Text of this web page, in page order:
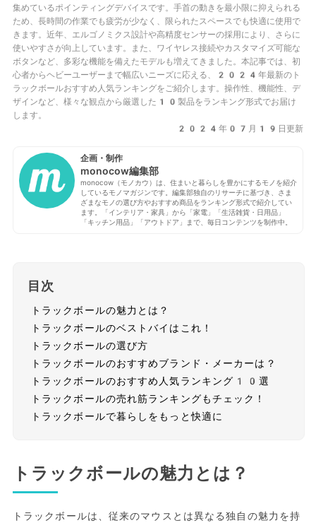
集めているポインティングデバイスです。手首の動きを最小限に抑えられる
ため、長時間の作業でも疲労が少なく、限られたスペースでも快適に使用で
きます。近年、エルゴノミクス設計や高精度センサーの採用により、さらに
使いやすさが向上しています。また、ワイヤレス接続やカスタマイズ可能な
ボタンなど、多彩な機能を備えたモデルも増えてきました。本記事では、初
心者からヘビーユーザーまで幅広いニーズに応える、2024年最新のト
ラックボールおすすめ人気ランキングをご紹介します。操作性、機能性、デ
ザインなど、様々な観点から厳選した10製品をランキング形式でお届け
します。
2024年07月19日更新
企画・制作
monocow編集部
monocow（モノカウ）は、住まいと暮らしを豊かにするモノを紹介
しているモノマガジンです。編集部独自のリサーチに基づき、さま
ざまなモノの選び方やおすすめ商品をランキング形式で紹介してい
ます。「インテリア・家具」から「家電」「生活雑貨・日用品」
「キッチン用品」「アウトドア」まで、毎日コンテンツを制作中。
目次
トラックボールの魅力とは？
トラックボールのベストバイはこれ！
トラックボールの選び方
トラックボールのおすすめブランド・メーカーは？
トラックボールのおすすめ人気ランキング10選
トラックボールの売れ筋ランキングもチェック！
トラックボールで暮らしをもっと快適に
トラックボールの魅力とは？
トラックボールは、従来のマウスとは異なる独自の魅力を持